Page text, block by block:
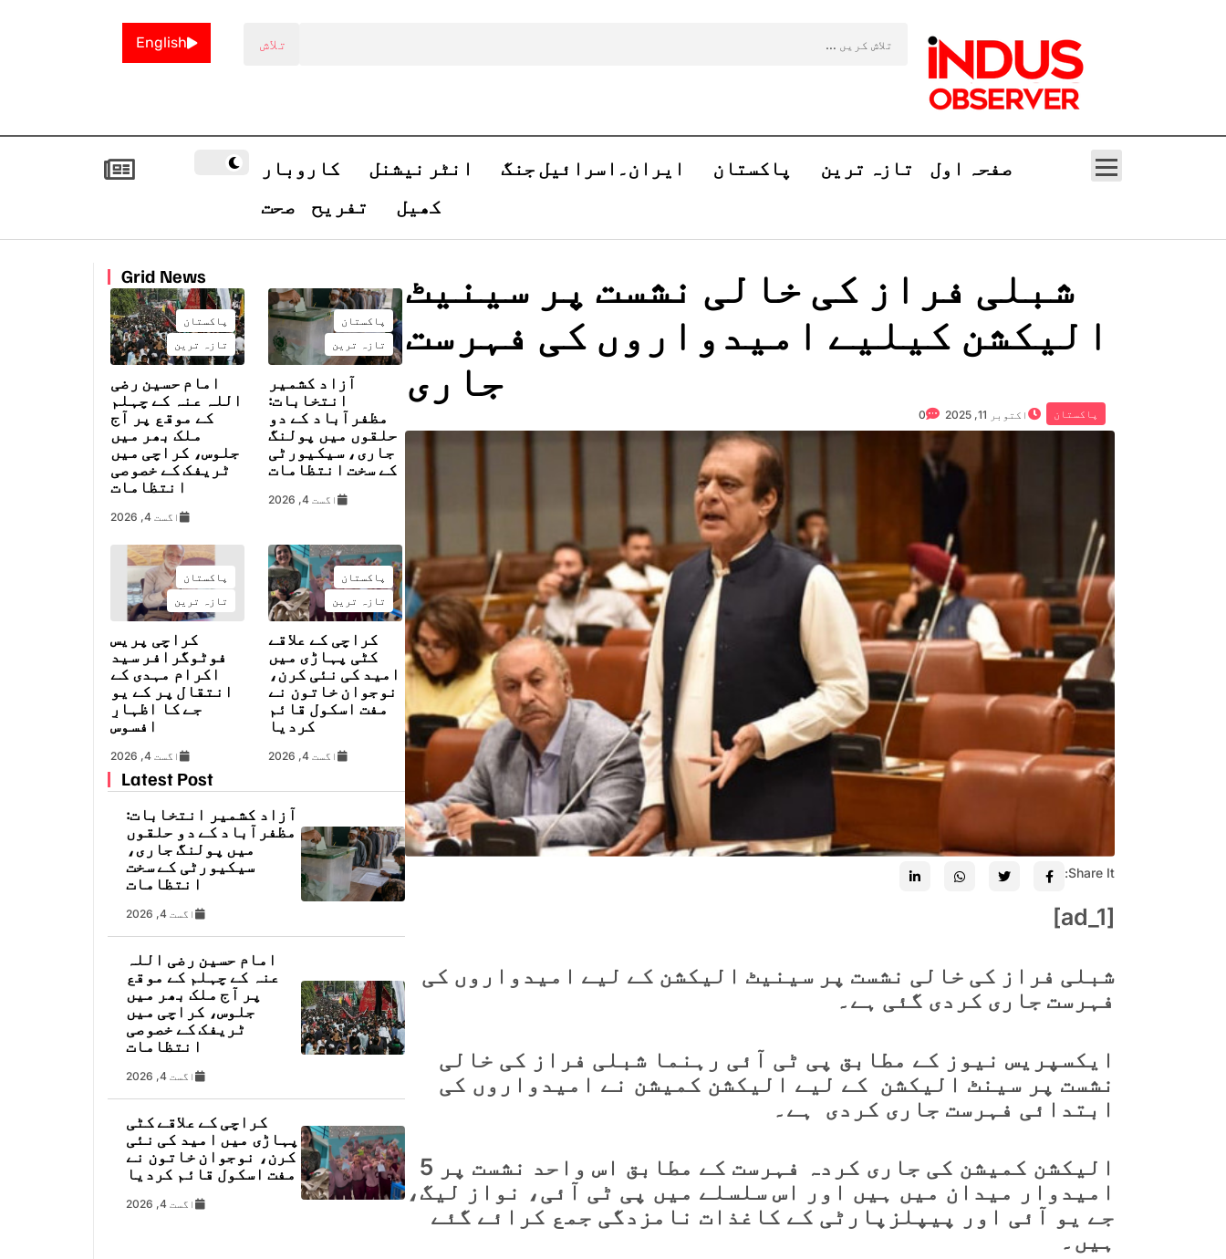
English
صفحہ اول تازہ ترین پاکستان ایران۔اسرائیل جنگ انٹر نیشنل
کاروبار
کھیل
تفریح صحت
شبلی فراز کی خالی نشست پر سینیٹ
الیکشن کیلیے امیدواروں کی فہرست
جاری
پاکستان اکتوبر 11, 2025 0
Share It:
[ad_1]
شبلی فراز کی خالی نشست پر سینیٹ الیکشن کے لیے امیدواروں کی
فہرست جاری کردی گئی ہے۔
ایکسپریس نیوز کے مطابق پی ٹی آئی رہنما شبلی فراز کی خالی
نشست پر سینٹ الیکشن کے لیے الیکشن کمیشن نے امیدواروں کی
ابتدائی فہرست جاری کردی ہے۔
الیکشن کمیشن کی جاری کردہ فہرست کے مطابق اس واحد نشست پر 5
امیدوار میدان میں ہیں اور اس سلسلے میں پی ٹی آئی، نواز لیگ،
جے یو آئی اور پیپلزپارٹی کے کاغذات نامزدگی جمع کرائے گئے
ہیں۔
Grid News
پاکستان
تازہ ترین
آزاد کشمیر
انتخابات:
مظفرآباد کے دو
حلقوں میں پولنگ
جاری، سیکیورٹی
کے سخت انتظامات
اگست 4, 2026
پاکستان
تازہ ترین
امام حسین رضی
اللہ عنہ کے چہلم
کے موقع پر آج
ملک بھر میں
جلوس، کراچی میں
ٹریفک کے خصوصی
انتظامات
اگست 4, 2026
پاکستان
تازہ ترین
کراچی کے علاقے
کٹی پہاڑی میں
امید کی نئی کرن،
نوجوان خاتون نے
مفت اسکول قائم
کردیا
اگست 4, 2026
پاکستان
تازہ ترین
کراچی پریس
فوٹوگرافر سید
اکرام مہدی کے
انتقال پر کے یو
جے کا اظہارِ
افسوس
اگست 4, 2026
Latest Post
آزاد کشمیر انتخابات:
مظفرآباد کے دو حلقوں
میں پولنگ جاری،
سیکیورٹی کے سخت
انتظامات
اگست 4, 2026
امام حسین رضی اللہ
عنہ کے چہلم کے موقع
پر آج ملک بھر میں
جلوس، کراچی میں
ٹریفک کے خصوصی
انتظامات
اگست 4, 2026
کراچی کے علاقے کٹی
پہاڑی میں امید کی نئی
کرن، نوجوان خاتون نے
مفت اسکول قائم کردیا
اگست 4, 2026